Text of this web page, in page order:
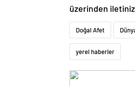
üzerinden
Doğal Afet
yerel haberler